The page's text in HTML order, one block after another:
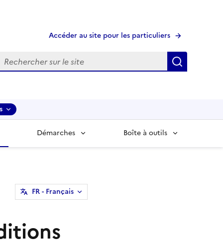
Accéder au site pour les particuliers
Recherche
Démarches Boîte à outils
FR- Français